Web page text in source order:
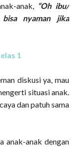
anak,
“Oh ibu/
nyaman jika
1
diskusi ya, mau
situasi anak.
dan patuh sama
anak-anak dengan